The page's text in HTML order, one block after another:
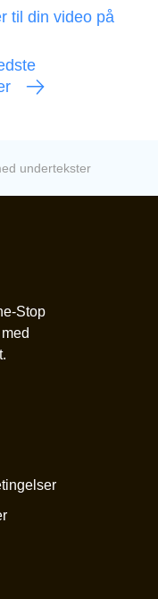
til din video på
undertekster
Stop